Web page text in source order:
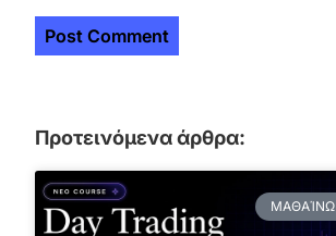
Προτεινόμενα άρθρα:
ΜΑΘΑΊΝΩ